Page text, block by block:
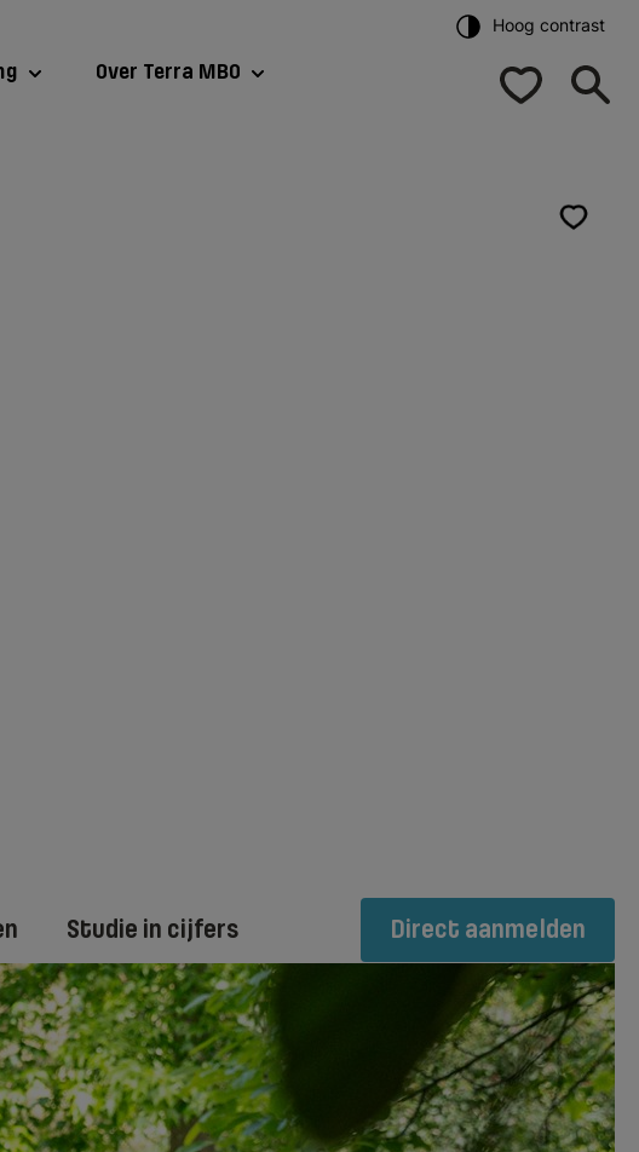
Over Terra MBO
Hoog contrast
Studie in cijfers Direct aanmelden
zijn hard op